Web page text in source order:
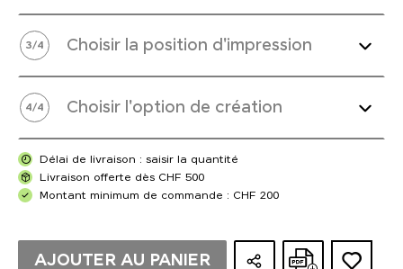
3/4 Choisir la position d'impression
4/4 Choisir l'option de création
Délai de livraison : saisir la quantité
Livraison offerte dès CHF 500
Montant minimum de commande : CHF 200
AJOUTER AU PANIER